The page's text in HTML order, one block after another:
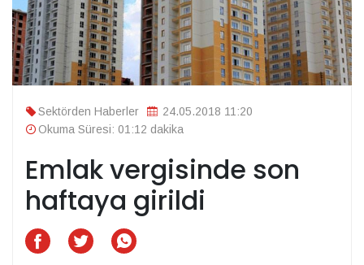
Sektörden Haberler
24.05.2018 11:20
Okuma Süresi: 01:12 dakika
Emlak vergisinde son
haftaya girildi